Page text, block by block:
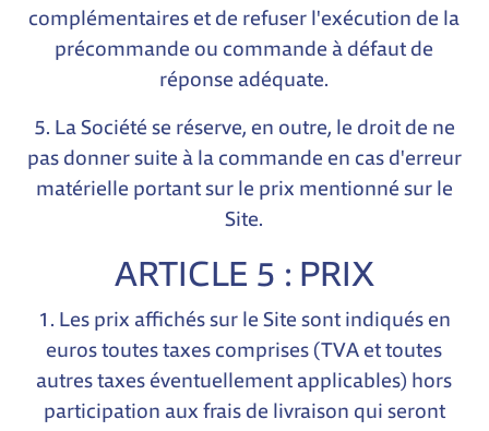
complémentaires et de refuser l'exécution de la
précommande ou commande à défaut de
réponse adéquate.
5. La Société se réserve, en outre, le droit de ne
pas donner suite à la commande en cas d'erreur
matérielle portant sur le prix mentionné sur le
Site.
ARTICLE 5 : PRIX
1. Les prix affichés sur le Site sont indiqués en
euros toutes taxes comprises (TVA et toutes
autres taxes éventuellement applicables) hors
participation aux frais de livraison qui seront